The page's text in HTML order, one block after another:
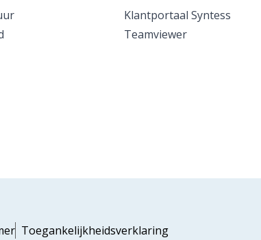
Klantportaal Syntess
Teamviewer
Toegankelijkheidsverklaring